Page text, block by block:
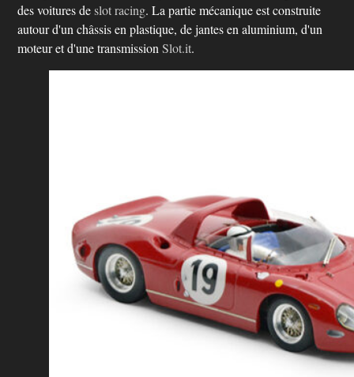
des voitures deslot racing. La partie mécanique est construite
autour d'un châssis en plastique, de jantes en aluminium, d'un
moteur et d'une transmissionSlot.it.